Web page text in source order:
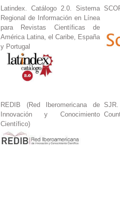
Latindex. Catálogo 2.0. Sistema
Regional de Información en Línea
para Revistas Científicas de
América Latina, el Caribe, España
y Portugal
REDIB (Red Iberomericana de
Innovación y Conocimiento
Científico)